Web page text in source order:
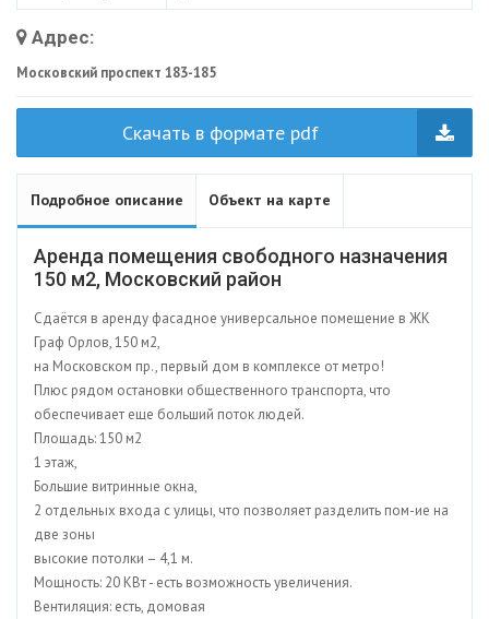
Адрес:
Московский проспект 183-185
Скачать в формате pdf
Подробное описание Объект на карте
Аренда помещения свободного назначения
150 м2, Московский район
Сдаётся в аренду фасадное универсальное помещение в ЖК
Граф Орлов, 150 м2,
на Московском пр., первый дом в комплексе от метро!
Плюс рядом остановки общественного транспорта, что
обеспечивает еще больший поток людей.
Площадь: 150 м2
1 этаж,
Большие витринные окна,
2 отдельных входа с улицы, что позволяет разделить пом-ие на
две зоны
высокие потолки – 4,1 м.
Мощность: 20 КВт - есть возможность увеличения.
Вентиляция: есть, домовая